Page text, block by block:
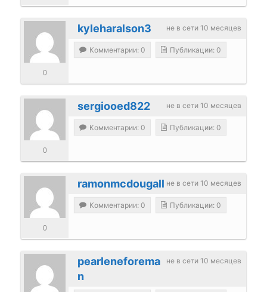
не в сети 10 месяцев
kyleharalson3
0
Комментарии: 0 Публикации: 0
не в сети 10 месяцев
sergiooed822
0
Комментарии: 0 Публикации: 0
не в сети 10 месяцев
ramonmcdougall
0
Комментарии: 0 Публикации: 0
не в сети 10 месяцев
pearleneforema
n